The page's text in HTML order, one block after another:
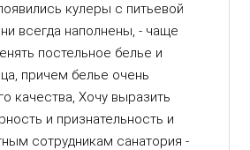
кулеры с питьевой
всегда наполнены, - чаще
постельное белье и
причем белье очень
качества, Хочу выразить
и признательность и
сотрудникам санатория -